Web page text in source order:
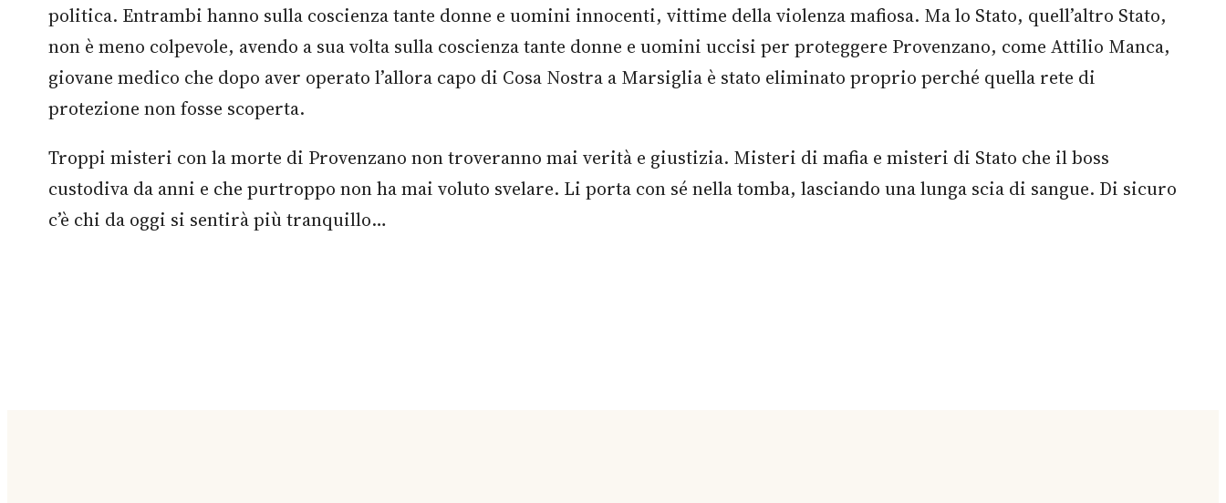
politica. Entrambi hanno sulla coscienza tante donne e uomini innocenti, vittime della violenza mafiosa. Ma lo Stato, quell’altro Stato,
non è meno colpevole, avendo a sua volta sulla coscienza tante donne e uomini uccisi per proteggere Provenzano, come Attilio Manca,
giovane medico che dopo aver operato l’allora capo di Cosa Nostra a Marsiglia è stato eliminato proprio perché quella rete di
protezione non fosse scoperta.
Troppi misteri con la morte di Provenzano non troveranno mai verità e giustizia. Misteri di mafia e misteri di Stato che il boss
custodiva da anni e che purtroppo non ha mai voluto svelare. Li porta con sé nella tomba, lasciando una lunga scia di sangue. Di sicuro
c’è chi da oggi si sentirà più tranquillo…